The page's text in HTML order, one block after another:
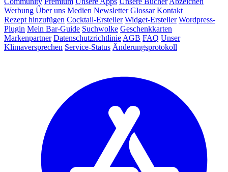
Werbung Über uns Medien Newsletter Glossar Kontakt
Rezept hinzufügen Cocktail-Ersteller Widget-Ersteller Wordpress-
Plugin Mein Bar-Guide Suchwolke Geschenkkarten
Markenpartner Datenschutzrichtlinie AGB FAQ Unser
Klimaversprechen Service-Status Änderungsprotokoll